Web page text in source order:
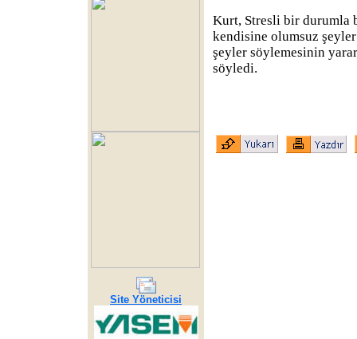
Site Yöneticisi
Kurt, Stresli bir durumla
kendisine olumsuz
şeyler söylemesinin
söyledi.